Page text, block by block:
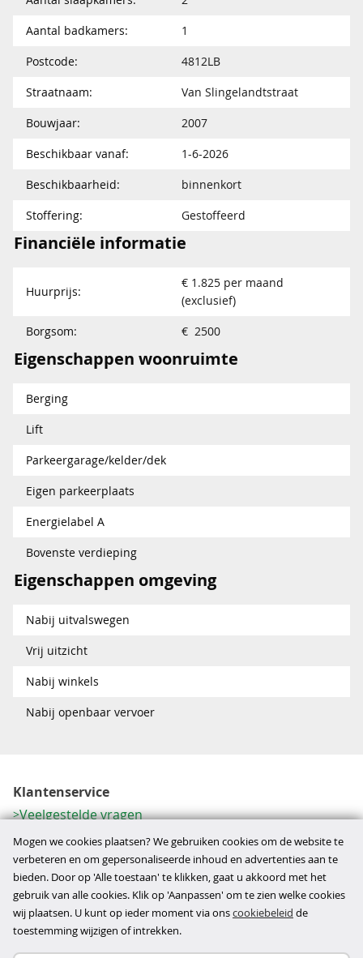
Aantal badkamers:
1
Postcode:
4812LB
Straatnaam:
Van Slingelandtstraat
Bouwjaar:
2007
Beschikbaar vanaf:
1-6-2026
Beschikbaarheid:
binnenkort
Stoffering:
Gestoffeerd
Financiële informatie
Huurprijs:
€ 1.825 per maand
(exclusief)
Borgsom:
€ 2500
Eigenschappen woonruimte
Berging
Lift
Parkeergarage/kelder/dek
Eigen parkeerplaats
Energielabel A
Bovenste verdieping
Eigenschappen omgeving
Nabij uitvalswegen
Vrij uitzicht
Nabij winkels
Nabij openbaar vervoer
Klantenservice
Veelgestelde vragen
Contactformulier
Herroeping
Over ons
Bedrijfsgegevens
Werkwijze
Mogen we cookies plaatsen? We gebruiken cookies om de website te
verbeteren en om gepersonaliseerde inhoud en advertenties aan te
bieden. Door op 'Alle toestaan' te klikken, gaat u akkoord met het
gebruik van alle cookies. Klik op 'Aanpassen' om te zien welke cookies
wij plaatsen. U kunt op ieder moment via onscookiebeleid de
toestemming wijzigen of intrekken.